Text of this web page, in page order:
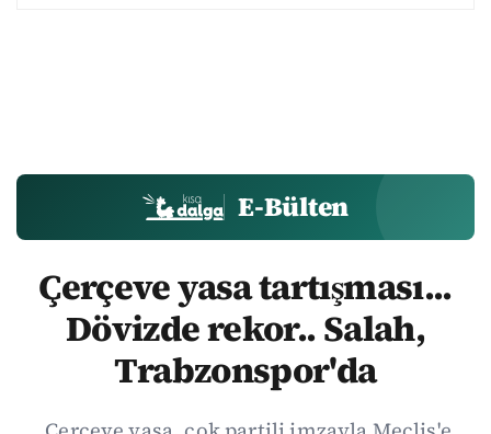
E-Bülten
Çerçeve yasa tartışması...
Dövizde rekor.. Salah,
Trabzonspor'da